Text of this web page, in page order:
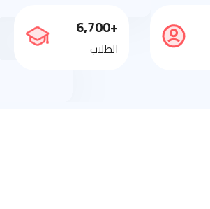
+6,700
الطلاب